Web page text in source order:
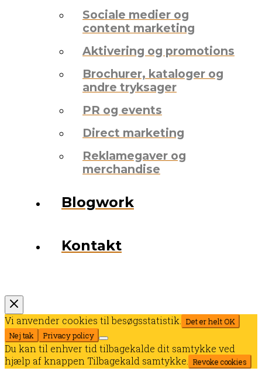
Sociale medier og
content marketing
Aktivering og promotions
Brochurer, kataloger og
andre tryksager
PR og events
Direct marketing
Reklamegaver og
merchandise
Blogwork
Kontakt
Vi anvender cookies til besøgsstatistik.
Det er helt OK
Nej tak
Privacy policy
Du kan til enhver tid tilbagekalde dit samtykke ved
hjælp af knappen Tilbagekald samtykke.
Revoke cookies